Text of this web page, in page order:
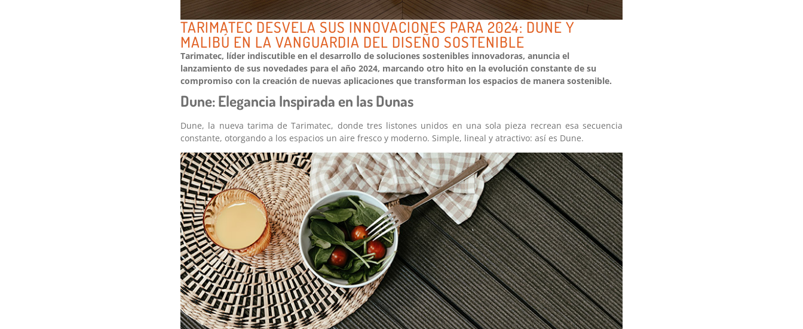
TARIMATEC DESVELA SUS INNOVACIONES PARA 2024: DUNE Y
MALIBÚ EN LA VANGUARDIA DEL DISEÑO SOSTENIBLE
Tarimatec, líder indiscutible en el desarrollo de soluciones sostenibles innovadoras, anuncia el
lanzamiento de sus novedades para el año 2024, marcando otro hito en la evolución constante de su
compromiso con la creación de nuevas aplicaciones que transforman los espacios de manera sostenible.
Dune: Elegancia Inspirada en las Dunas
Dune, la nueva tarima de Tarimatec, donde tres listones unidos en una sola pieza recrean esa secuencia
constante, otorgando a los espacios un aire fresco y moderno. Simple, lineal y atractivo: así es Dune.